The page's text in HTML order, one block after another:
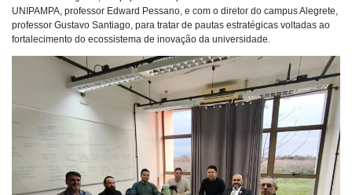
UNIPAMPA, professor Edward Pessano, e com o diretor do campus Alegrete,
professor Gustavo Santiago, para tratar de pautas estratégicas voltadas ao
fortalecimento do ecossistema de inovação da universidade.